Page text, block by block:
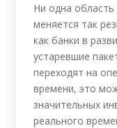
Ни одна область
меняется так
как банки в
устаревшие
переходят на
времени, это
значительных
реального